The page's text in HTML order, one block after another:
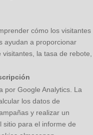
cómo los visitantes
ayudan a proporcionar
la tasa de rebote,
por Google Analytics. La
los datos de
y realizar un
sitio para el informe de